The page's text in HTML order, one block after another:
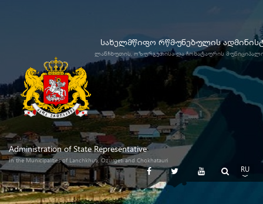
სახელმწიფო რწმუნებულის
ლანჩხუთის, ოზურგეთისა და ჩოხატაურის
Administration of State Representative
In the Municipalities of Lanchkhuti, Ozurgeti and Chokhatauri
RU